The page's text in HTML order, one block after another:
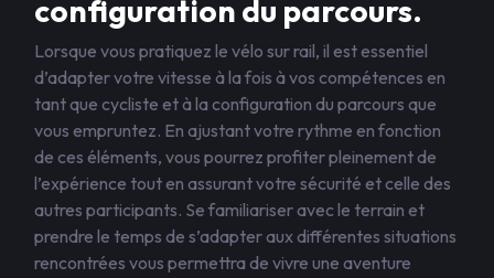
configuration du parcours.
Lorsque vous pratiquez le vélo sur rail, il est essentiel
d’adapter votre vitesse à la fois à vos compétences en
tant que cycliste et à la configuration du parcours que
vous empruntez. En ajustant votre rythme en fonction
de ces éléments, vous pourrez profiter pleinement de
l’expérience tout en assurant votre sécurité et celle des
autres participants. Se familiariser avec le terrain et
prendre le temps de s’adapter aux différentes situations
rencontrées vous permettra de vivre une aventure